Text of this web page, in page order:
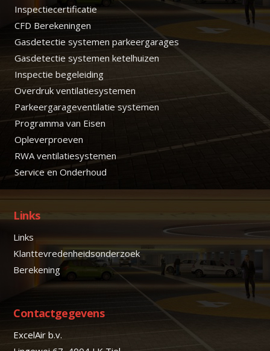
Inspectiecertificatie
CFD Berekeningen
Gasdetectie systemen parkeergarages
Gasdetectie systemen ketelhuizen
Inspectie begeleiding
Overdruk ventilatiesystemen
Parkeergarageventilatie systemen
Programma van Eisen
Opleverproeven
RWA ventilatiesystemen
Service en Onderhoud
Links
Links
Klanttevredenheidsonderzoek
Berekening
Contactgegevens
ExcelAir b.v.